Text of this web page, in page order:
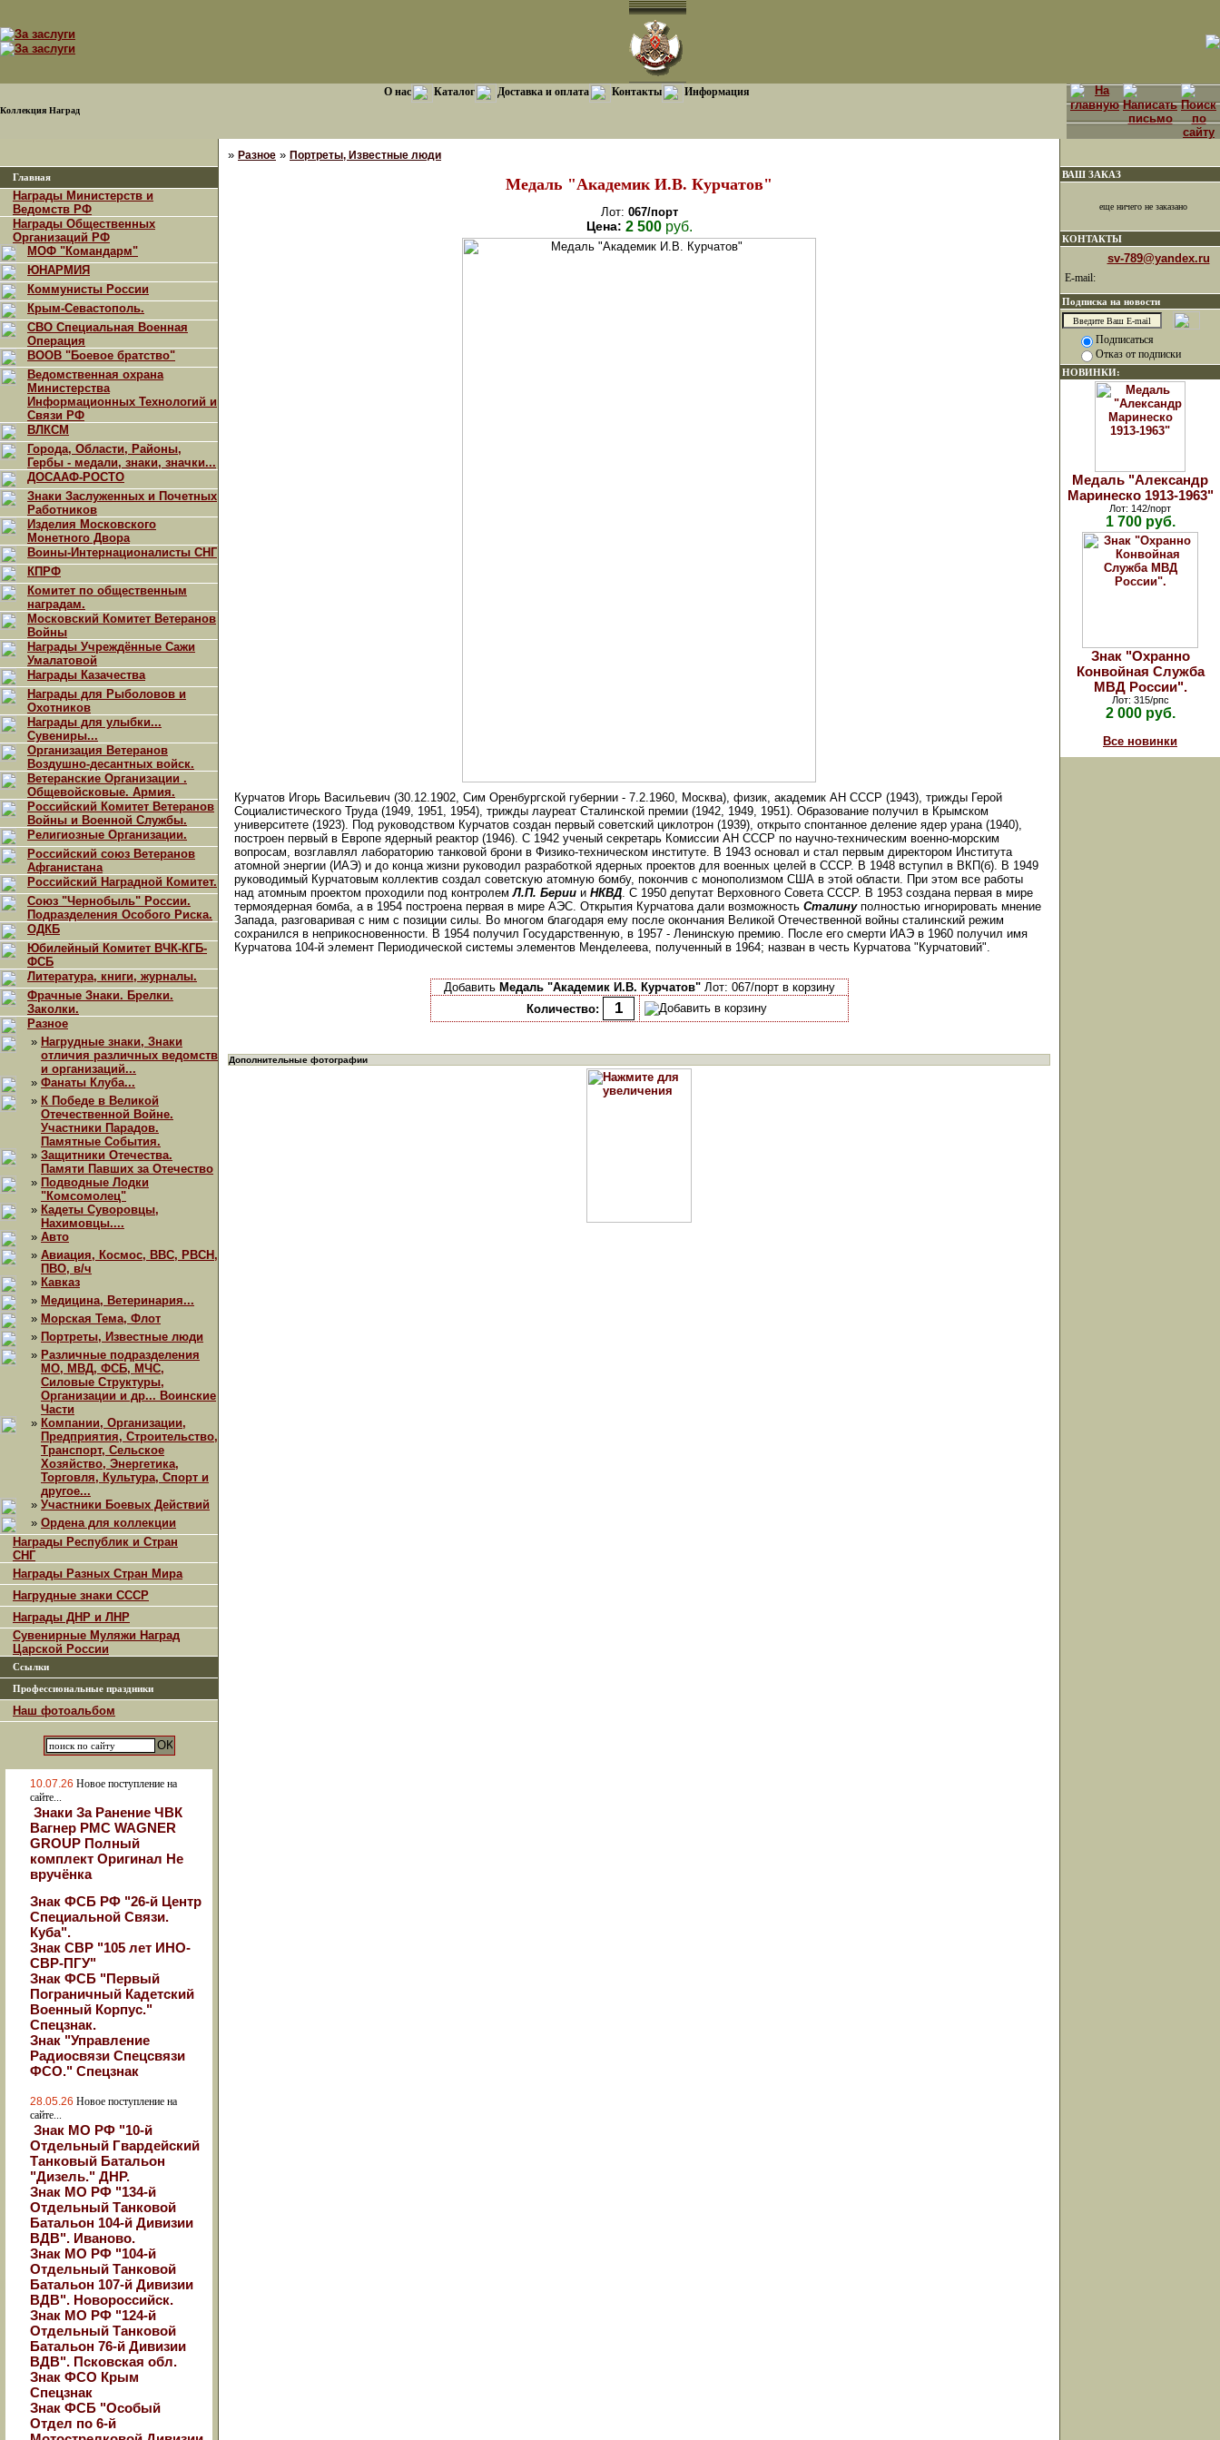
Коллекция Наград
О нас Каталог Доставка и оплата Контакты Информация
Главная
Награды Министерств и
Ведомств РФ
Награды Общественных
Организаций РФ
МОФ "Командарм"
ЮНАРМИЯ
Коммунисты России
Крым-Севастополь.
СВО Специальная Военная
Операция
ВООВ "Боевое братство"
Ведомственная охрана
Министерства
Информационных Технологий и
Связи РФ
ВЛКСМ
Города, Области, Районы,
Гербы - медали, знаки, значки...
ДОСААФ-РОСТО
Знаки Заслуженных и Почетных
Работников
Изделия Московского
Монетного Двора
Воины-Интернационалисты СНГ
КПРФ
Комитет по общественным
наградам.
Московский Комитет Ветеранов
Войны
Награды Учреждённые Сажи
Умалатовой
Награды Казачества
Награды для Рыболовов и
Охотников
Награды для улыбки...
Сувениры...
Организация Ветеранов
Воздушно-десантных войск.
Ветеранские Организации .
Общевойсковые. Армия.
Российский Комитет Ветеранов
Войны и Военной Службы.
Религиозные Организации.
Российский союз Ветеранов
Афганистана
Российский Наградной Комитет.
Союз "Чернобыль" России.
Подразделения Особого Риска.
ОДКБ
Юбилейный Комитет ВЧК-КГБ-
ФСБ
Литература, книги, журналы.
Фрачные Знаки. Брелки.
Заколки.
Разное
» Нагрудные знаки, Знаки
отличия различных ведомств
и организаций...
» Фанаты Клуба...
» К Победе в Великой
Отечественной Войне.
Участники Парадов.
Памятные События.
» Защитники Отечества.
Памяти Павших за Отечество
» Подводные Лодки
"Комсомолец"
» Кадеты Суворовцы,
Нахимовцы....
» Авто
» Авиация, Космос, ВВС, РВСН,
ПВО, в/ч
» Кавказ
» Медицина, Ветеринария...
» Морская Тема, Флот
» Портреты, Известные люди
» Различные подразделения
МО, МВД, ФСБ, МЧС,
Силовые Структуры,
Организации и др... Воинские
Части
» Компании, Организации,
Предприятия, Строительство,
Транспорт, Сельское
Хозяйство, Энергетика,
Торговля, Культура, Спорт и
другое...
» Участники Боевых Действий
» Ордена для коллекции
Награды Республик и Стран
СНГ
Награды Разных Стран Мира
Нагрудные знаки СССР
Награды ДНР и ЛНР
Сувенирные Муляжи Наград
Царской России
Ссылки
Профессиональные праздники
Наш фотоальбом
10.07.26 Новое поступление на
сайте...
Знаки За Ранение ЧВК
Вагнер РМС WAGNER
GROUP Полный
комплект Оригинал Не
вручёнка
Знак ФСБ РФ "26-й Центр
Специальной Связи.
Куба".
Знак СВР "105 лет ИНО-
СВР-ПГУ"
Знак ФСБ "Первый
Пограничный Кадетский
Военный Корпус."
Спецзнак.
Знак "Управление
Радиосвязи Спецсвязи
ФСО." Спецзнак
28.05.26 Новое поступление на
сайте...
Знак МО РФ "10-й
Отдельный Гвардейский
Танковый Батальон
"Дизель." ДНР.
Знак МО РФ "134-й
Отдельный Танковой
Батальон 104-й Дивизии
ВДВ". Иваново.
Знак МО РФ "104-й
Отдельный Танковой
Батальон 107-й Дивизии
ВДВ". Новороссийск.
Знак МО РФ "124-й
Отдельный Танковой
Батальон 76-й Дивизии
ВДВ". Псковская обл.
Знак ФСО Крым
Спецзнак
Знак ФСБ "Особый
Отдел по 6-й
» Разное » Портреты, Известные люди
Медаль "Академик И.В. Курчатов"
Лот: 067/порт
Цена: 2 500руб.
Курчатов Игорь Васильевич (30.12.1902, Сим Оренбургской губернии - 7.2.1960, Москва), физик, академик АН СССР (1943), трижды Герой
Социалистического Труда (1949, 1951, 1954), трижды лауреат Сталинской премии (1942, 1949, 1951). Образование получил в Крымском
университете (1923). Под руководством Курчатов создан первый советский циклотрон (1939), открыто спонтанное деление ядер урана (1940),
построен первый в Европе ядерный реактор (1946). С 1942 ученый секретарь Комиссии АН СССР по научно-техническим военно-морским
вопросам, возглавлял лабораторию танковой брони в Физико-техническом институте. В 1943 основал и стал первым директором Института
атомной энергии (ИАЭ) и до конца жизни руководил разработкой ядерных проектов для военных целей в СССР. В 1948 вступил в ВКП(б). В 1949
руководимый Курчатовым коллектив создал советскую атомную бомбу, покончив с монополизмом США в этой области. При этом все работы
над атомным проектом проходили под контролемЛ.П. Берии и НКВД. С 1950 депутат Верховного Совета СССР. В 1953 создана первая в мире
термоядерная бомба, а в 1954 построена первая в мире АЭС. Открытия Курчатова дали возможность Сталинуполностью игнорировать мнение
Запада, разговаривая с ним с позиции силы. Во многом благодаря ему после окончания Великой Отечественной войны сталинский режим
сохранился в неприкосновенности. В 1954 получил Государственную, в 1957 - Ленинскую премию. После его смерти ИАЭ в 1960 получил имя
Курчатова 104-й элемент Периодической системы элементов Менделеева, полученный в 1964; назван в честь Курчатова "Курчатовий".
Добавить Медаль "Академик И.В. Курчатов"Лот: 067/порт в корзину
Количество:
Дополнительные фотографии
ВАШ ЗАКАЗ
еще ничего не заказано
КОНТАКТЫ
sv-789@yandex.ru
E-mail:
Подписка на новости
Подписаться
Отказ от подписки
НОВИНКИ:
Медаль "Александр
Маринеско 1913-1963"
Лот: 142/порт
1 700 руб.
Знак "Охранно
Конвойная Служба
МВД России".
Лот: 315/рпс
2 000 руб.
Все новинки